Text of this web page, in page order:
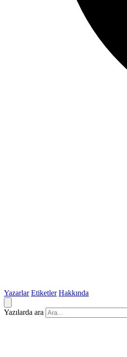
Yazarlar Etiketler Hakkında
Yazılarda ara